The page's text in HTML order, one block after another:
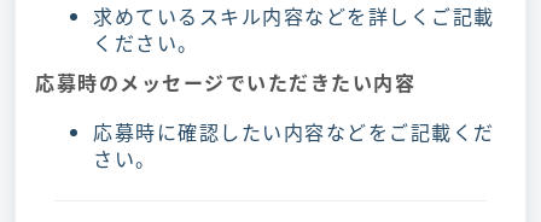
求めているスキル内容などを詳しくご記載
ください。
応募時のメッセージでいただきたい内容
応募時に確認したい内容などをご記載くだ
さい。